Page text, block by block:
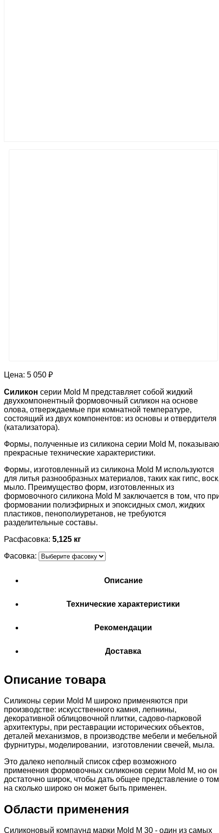
Цена: 5 050 ₽
Силикон серии Mold M представляет собой жидкий
двухкомпонентный формовочный силикон на основе
олова, отверждаемые при комнатной температуре,
состоящий из двух компонентов: из основы и отвердителя
(катализатора).
Формы, полученные из силикона серии Mold M,
прекрасные технические характеристики.
Формы, изготовленный из силикона Mold M используются
для литья разнообразных материалов, таких как гипс,
мыло. Преимущество форм, изготовленных из
формовочного силикона Mold M заключается в том, что
формовании полиэфирных и эпоксидных смол, жидких
пластиков, пенополиуретанов, не требуются
разделительные составы.
Расфасовка: 5,125 кг
Фасовка:
Описание
Технические характеристики
Рекомендации
Доставка
Описание товара
Силиконы серии Mold M широко применяются при
производстве: искусственного камня, лепнины,
декоративной облицовочной плитки, садово-парковой
архитектуры, при реставрации исторических объектов,
деталей механизмов, в производстве мебели и мебельной
фурнитуры, моделировании, изготовлении свечей, мыла.
Это далеко неполный список сфер возможного
применения формовочных силиконов серии Mold M, но он
достаточно широк, чтобы дать общее представление о
на сколько широко он может быть применен.
Области применения
Силиконовый компаунд марки Mold М 30 - один из самых